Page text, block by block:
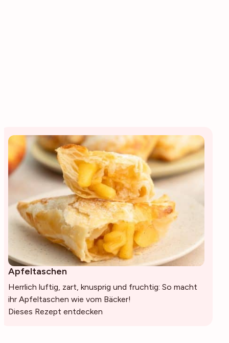
Apfeltaschen
Herrlich luftig, zart, knusprig und fruchtig: So macht
ihr Apfeltaschen wie vom Bäcker!
Dieses Rezept entdecken